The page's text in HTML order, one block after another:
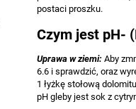
BUDOWY WIEŻY Z
13L / 42x42x18cm
podstawki)
MODULAR TOWER
15,94 zł brutto
postaci proszku.
Czym jest pH-
Uprawa w ziemi: Aby
6.6 i sprawdzić, oraz
1 łyżkę stołową
pH gleby jest sok z